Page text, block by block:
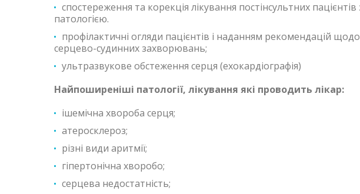
спостереження та корекція лікування постінсультних
патологією.
профілактичні огляди пацієнтів і наданням рекомендацій
серцево-судинних захворювань;
ультразвукове обстеження серця (ехокардіографія)
Найпоширеніші патології, лікування які проводить лікар:
ішемічна хвороба серця;
атеросклероз;
різні види аритмії;
гіпертонічна хворобо;
серцева недостатність;